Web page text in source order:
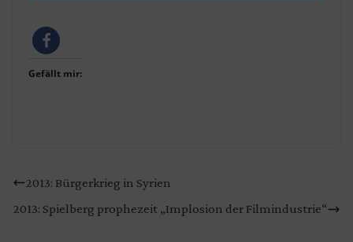
Gefällt mir:
2013: Bürgerkrieg in Syrien
2013: Spielberg prophezeit „Implosion der Filmindustrie“